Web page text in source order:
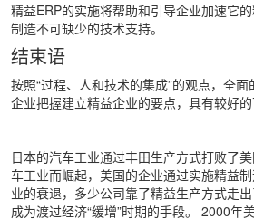
精益ERP的实施将帮助和引导企业加速它
制造不可缺少的技术支持。
结束语
按照“过程、人和技术的集成”的观点，全
企业把握建立精益企业的要点，具有较好的
日本的汽车工业通过丰田生产方式打败了
车工业而崛起，美国的企业通过实施精益
业的衰退，多少公司靠了精益生产方式走
成为渡过经济“缓增”时期的手段。 2000年